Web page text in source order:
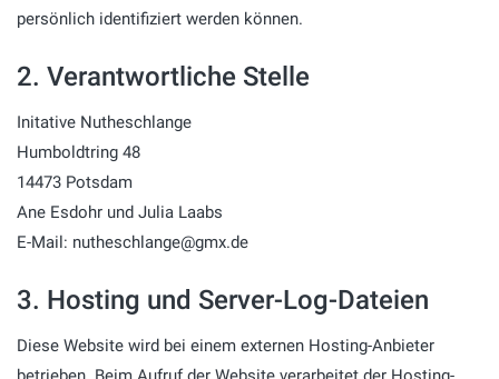
persönlich identifiziert werden können.
2. Verantwortliche Stelle
Initative Nutheschlange
Humboldtring 48
14473 Potsdam
Ane Esdohr und Julia Laabs
E-Mail: nutheschlange@gmx.de
3. Hosting und Server-Log-Dateien
Diese Website wird bei einem externen Hosting-Anbieter